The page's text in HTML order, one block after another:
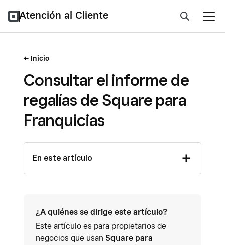
Atención al Cliente
Inicio
Consultar el informe de
regalías de Square para
Franquicias
En este artículo
¿A quiénes se dirige este artículo?
Este artículo es para propietarios de
negocios que usan Square para